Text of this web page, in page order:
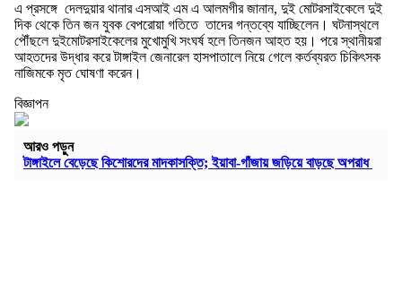
এ প্রসঙ্গে দেলদুয়ার থানার এসআই এম এ আলমগীর জানান, দুই মোটরসাইকেলে দুই
দিক থেকে তিন জন যুবক বেপরোয়া গতিতে তাদের গন্তব্যে যাচ্ছিলেন। ঘটনাস্থলে
পৌঁছলে দুইমোটরসাইকেলের মুখোমুখি সংঘর্ষ হলে তিনজন আহত হয়। পরে স্থানীয়রা
আহতদের উদ্ধার করে টাঙ্গাইল জেনারেল হাসপাতালে নিয়ে গেলে কর্তব্যরত চিকিৎসক
নাজিমকে মৃত ঘোষণা করেন।
বিজ্ঞাপন
আরও পড়ুন
টাঙ্গাইলে বেড়েছে কিশোরদের মাদকাসক্তি; ইয়াবা-গাঁজায় জড়িয়ে বাড়ছে অপরাধ